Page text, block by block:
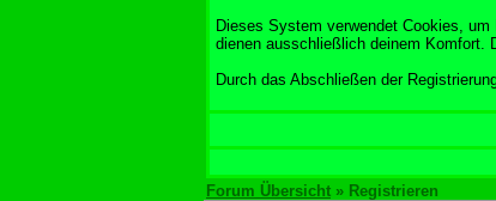
Dieses System verwendet Cookies,
dienen ausschließlich deinem Komfort.
Durch das Abschließen der
Forum Übersicht » Registrieren